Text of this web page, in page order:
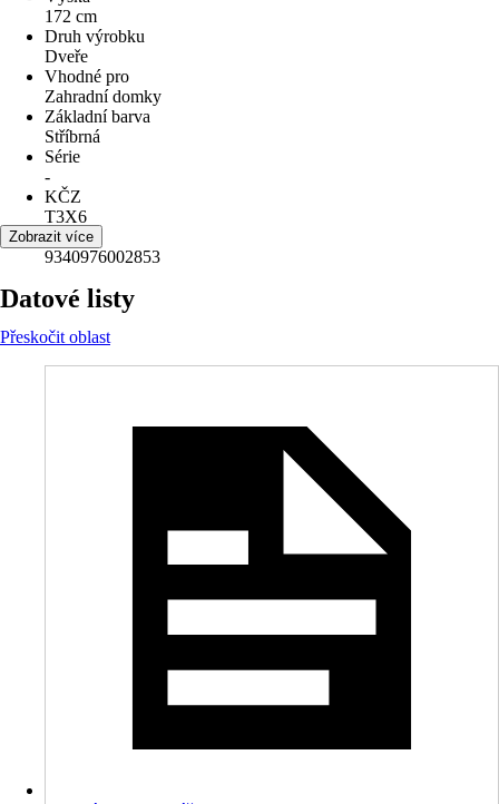
172 cm
Druh výrobku
Dveře
Vhodné pro
Zahradní domky
Základní barva
Stříbrná
Série
-
KČZ
T3X6
EAN
9340976002853
Zobrazit více
Datové listy
Přeskočit oblast